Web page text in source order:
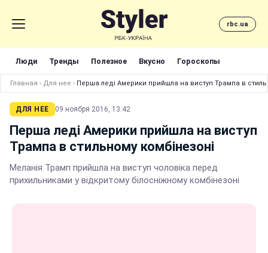
rbc.ua
Люди Тренды Полезное Вкусно Гороскопы
Главная › Для нее › Перша леді Америки прийшла на виступ Трампа в
ДЛЯ НЕЕ 09 ноября 2016, 13:42
Перша леді Америки прийшла на виступ
Трампа в стильному комбінезоні
Меланія Трамп прийшла на виступ чоловіка перед
прихильниками у відкритому білосніжному комбінезоні